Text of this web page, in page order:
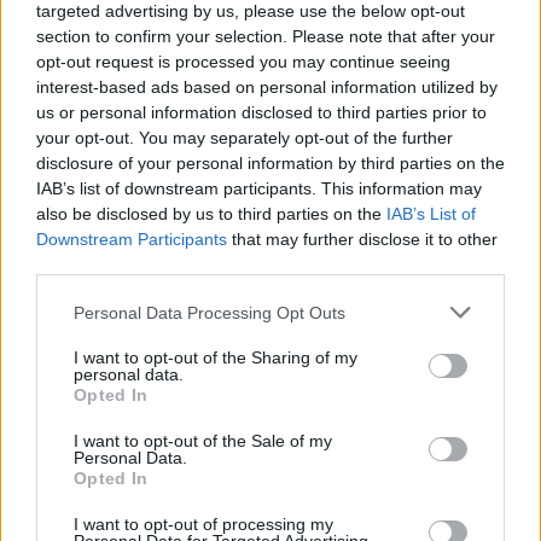
targeted advertising by us, please use the below opt-out
section to confirm your selection. Please note that after your
opt-out request is processed you may continue seeing
interest-based ads based on personal information utilized by
us or personal information disclosed to third parties prior to
your opt-out. You may separately opt-out of the further
disclosure of your personal information by third parties on the
IAB’s list of downstream participants. This information may
also be disclosed by us to third parties on the IAB’s List of
Downstream Participants that may further disclose it to other
Personal Data Processing Opt Outs
I want to opt-out of the Sharing of my
personal data.
Opted In
I want to opt-out of the Sale of my
Personal Data.
Opted In
I want to opt-out of processing my
Από την αρχή επιτήρησης της γρίπης έχουν
νοσηλευθεί 146 άτομα με εργαστηριακά
επιβεβαιωμένη γρίπη σε ΜΕΘ και καταγράφηκαν
70 θάνατοι από εργαστηριακά επιβεβαιωμένη
γρίπη.
Έχουν τυποποιηθεί 1.050 στελέχη γρίπης
(προερχόμενα από δείγματα Sentinel κοινότητας,
από δείγματα επιτήρησης SARI και από
επιτήρησης), εκ των οποίων τα 554 (52%) ήταν
τύπου Α και 496 (48%) τύπου Β. Ο επικρατών
τύπος είναι ο Β τόσο στην κοινότητα (δίκτυο
επιτήρησης Sentinel ΠΦΥ) όσο και στα νοσοκομεία